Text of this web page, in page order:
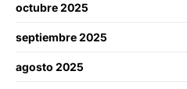
octubre 2025
septiembre 2025
agosto 2025